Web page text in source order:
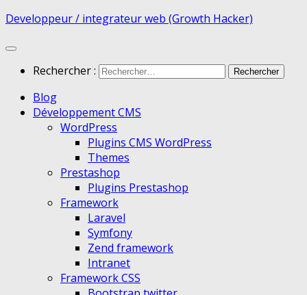
Developpeur / integrateur web (Growth Hacker)
Rechercher :
Blog
Développement CMS
WordPress
Plugins CMS WordPress
Themes
Prestashop
Plugins Prestashop
Framework
Laravel
Symfony
Zend framework
Intranet
Framework CSS